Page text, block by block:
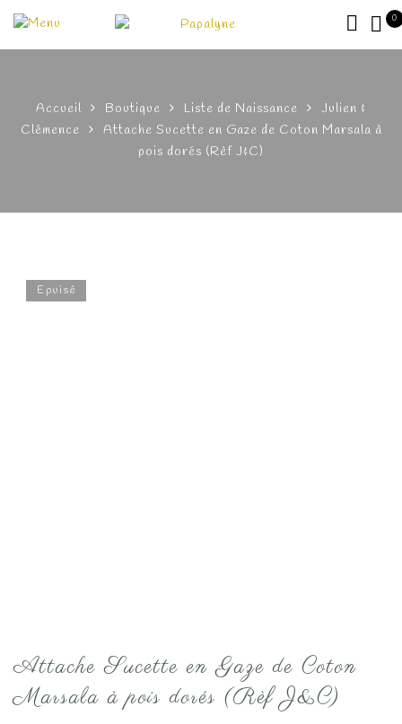
0
Accueil Boutique Liste de Naissance
Julien &
Clémence
Attache Sucette en Gaze de Coton Marsala à
pois dorés (Rèf J&C)
Epuisé
Attache Sucette en Gaze de Coton
Marsala à pois dorés (Rèf J&C)